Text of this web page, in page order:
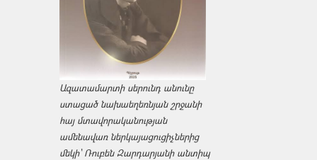
Ազատամարտի սերունդ անունը
ստացած նախաեղեռնյան շրջանի
հայ մտավորականության
ամենավառ ներկայացուցիչներից
մեկի՝ Ռուբեն Զարդարյանի անտիպ